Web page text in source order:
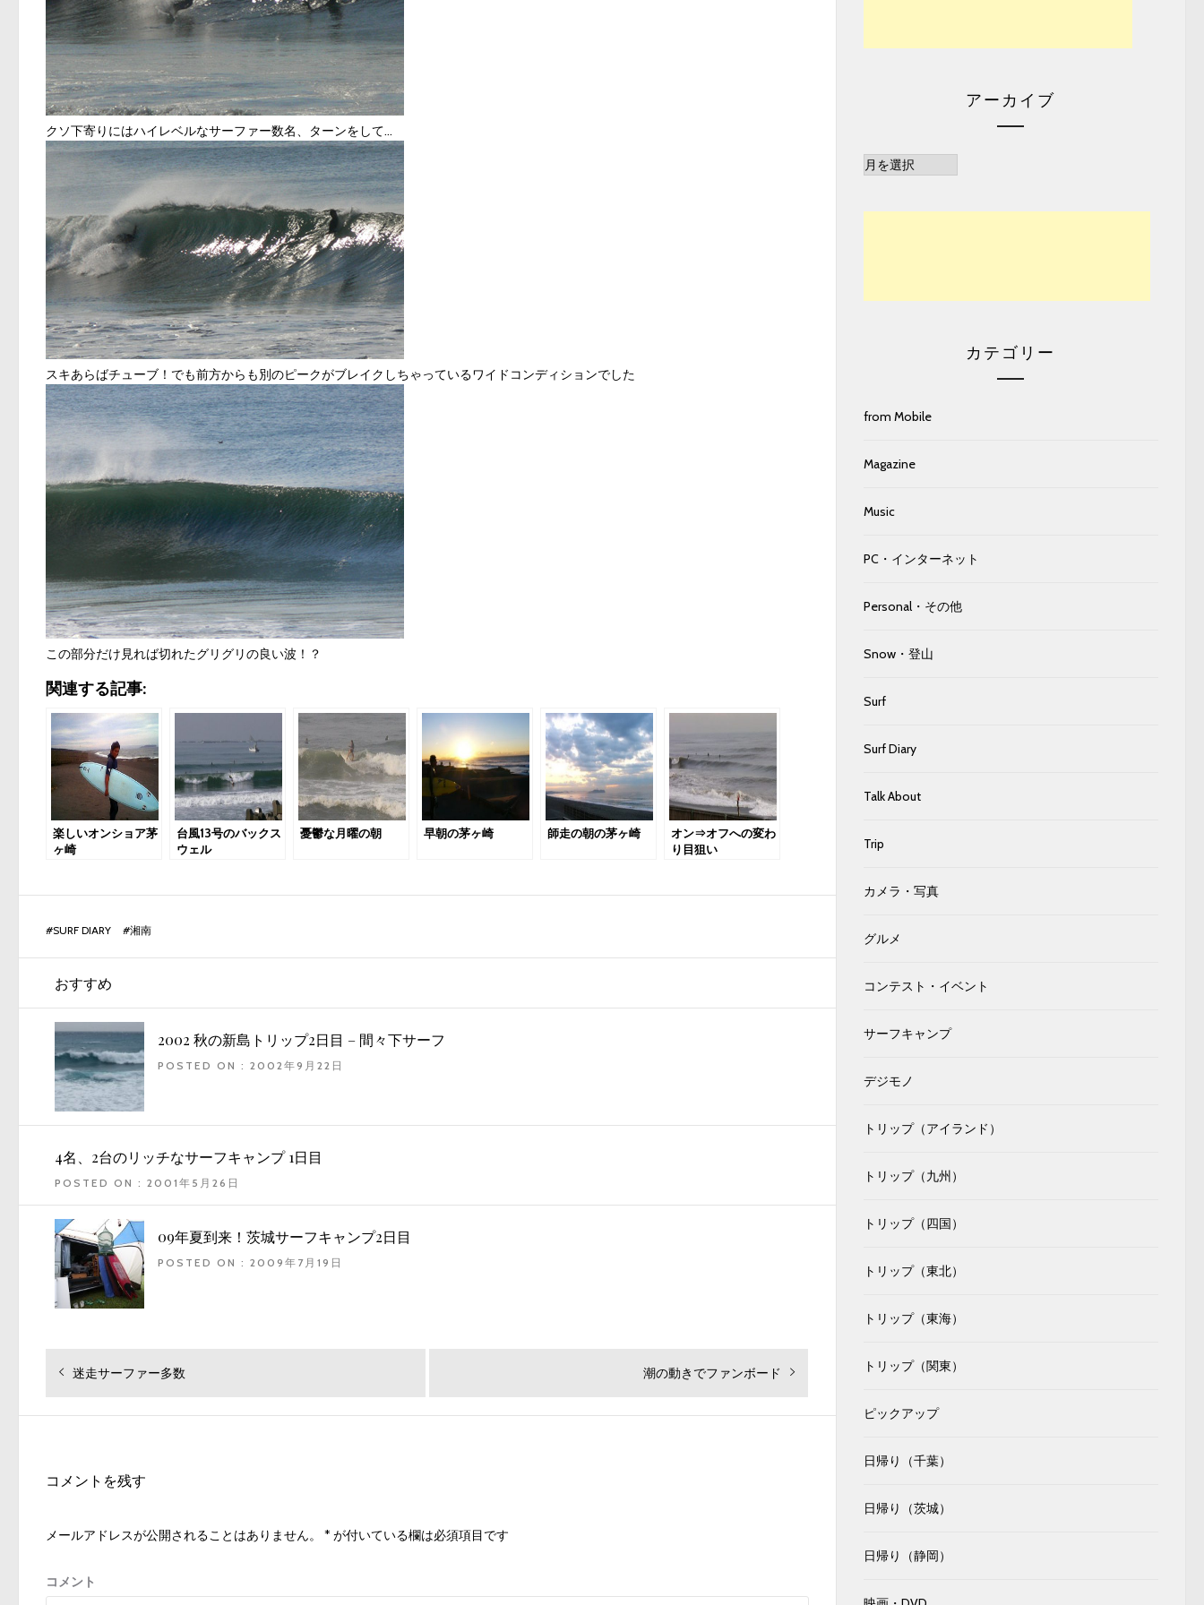
クソ下寄りにはハイレベルなサーファー数名、ターンをして…
スキあらばチューブ！でも前方からも別のピークがブレイクしちゃっているワイドコンディションでした
この部分だけ見れば切れたグリグリの良い波！？
関連する記事:
楽しいオンショア茅
ヶ崎
台風13号のバックス
ウェル
憂鬱な月曜の朝 早朝の茅ヶ崎 師走の朝の茅ヶ崎
オン⇒オフへの変わ
り目狙い
#SURF DIARY #湘南
おすすめ
2002 秋の新島トリップ2日目 – 間々下サーフ
POSTED ON : 2002年9月22日
4名、2台のリッチなサーフキャンプ 1日目
POSTED ON : 2001年5月26日
09年夏到来！茨城サーフキャンプ2日目
POSTED ON : 2009年7月19日
投
ゲ
シ
ン
過
の
迷走サーファー多数
次
投
潮の動きでファンボード
コメントを残す
メールアドレスが公開されることはありません。 * が付いている欄は必須項目です
コメント
アーカイブ
ア
カテゴリー
from Mobile
Magazine
Music
PC・インターネット
Personal・その他
Snow・登山
Surf
Surf Diary
Talk About
Trip
カメラ・写真
グルメ
コンテスト・イベント
サーフキャンプ
デジモノ
トリップ（アイランド）
トリップ（九州）
トリップ（四国）
トリップ（東北）
トリップ（東海）
トリップ（関東）
ピックアップ
日帰り（千葉）
日帰り（茨城）
日帰り（静岡）